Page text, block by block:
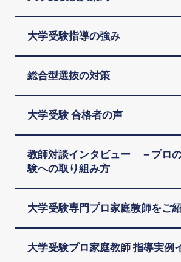
大学受験指導の強み
総合型選抜の対策
大学受験 合格者の声
教師対談インタビュー －プロ
験への取り組み方
大学受験専門プロ家庭教師をご
大学受験プロ家庭教師 指導実例